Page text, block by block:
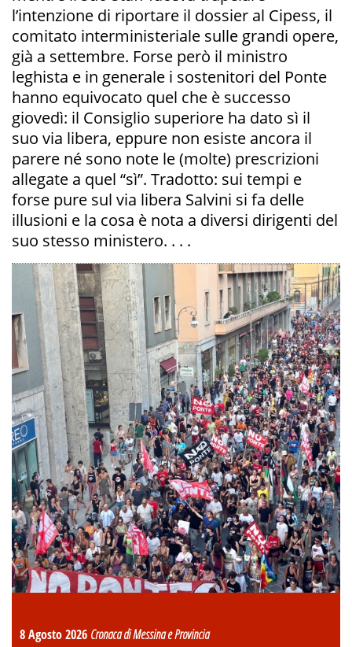
l’intenzione di riportare il dossier al Cipess, il
comitato interministeriale sulle grandi opere,
già a settembre. Forse però il ministro
leghista e in generale i sostenitori del Ponte
hanno equivocato quel che è successo
giovedì: il Consiglio superiore ha dato sì il
suo via libera, eppure non esiste ancora il
parere né sono note le (molte) prescrizioni
allegate a quel “sì”. Tradotto: sui tempi e
forse pure sul via libera Salvini si fa delle
illusioni e la cosa è nota a diversi dirigenti del
suo stesso ministero. . . .
8 Agosto 2026 Cronaca di Messina e Provincia